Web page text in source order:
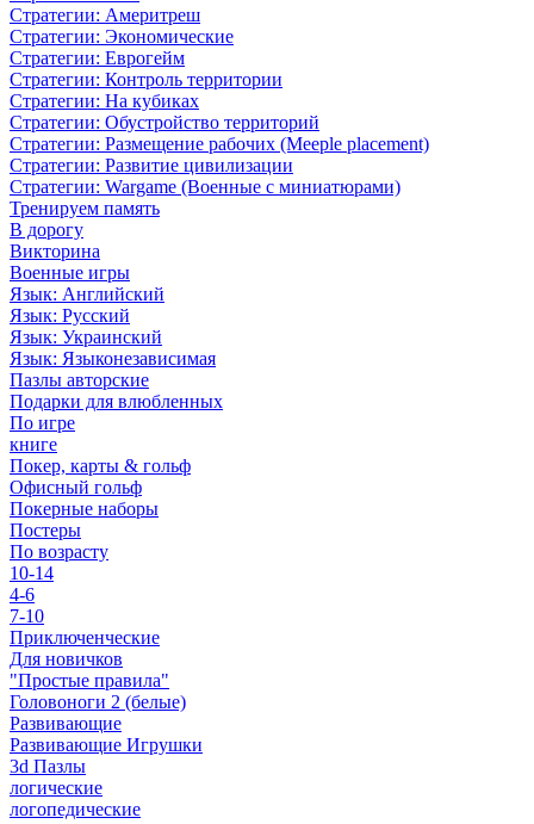
Стратегии: Америтреш
Стратегии: Экономические
Стратегии: Еврогейм
Стратегии: Контроль территории
Стратегии: На кубиках
Стратегии: Обустройство территорий
Стратегии: Размещение рабочих (Meeple placement)
Стратегии: Развитие цивилизации
Стратегии: Wargame (Военные с миниатюрами)
Тренируем память
В дорогу
Викторина
Военные игры
Язык: Английский
Язык: Русский
Язык: Украинский
Язык: Языконезависимая
Пазлы авторские
Подарки для влюбленных
По игре
книге
Покер, карты & гольф
Офисный гольф
Покерные наборы
Постеры
По возрасту
10-14
4-6
7-10
Приключенческие
Для новичков
"Простые правила"
Головоноги 2 (белые)
Развивающие
Развивающие Игрушки
3d Пазлы
логические
логопедические